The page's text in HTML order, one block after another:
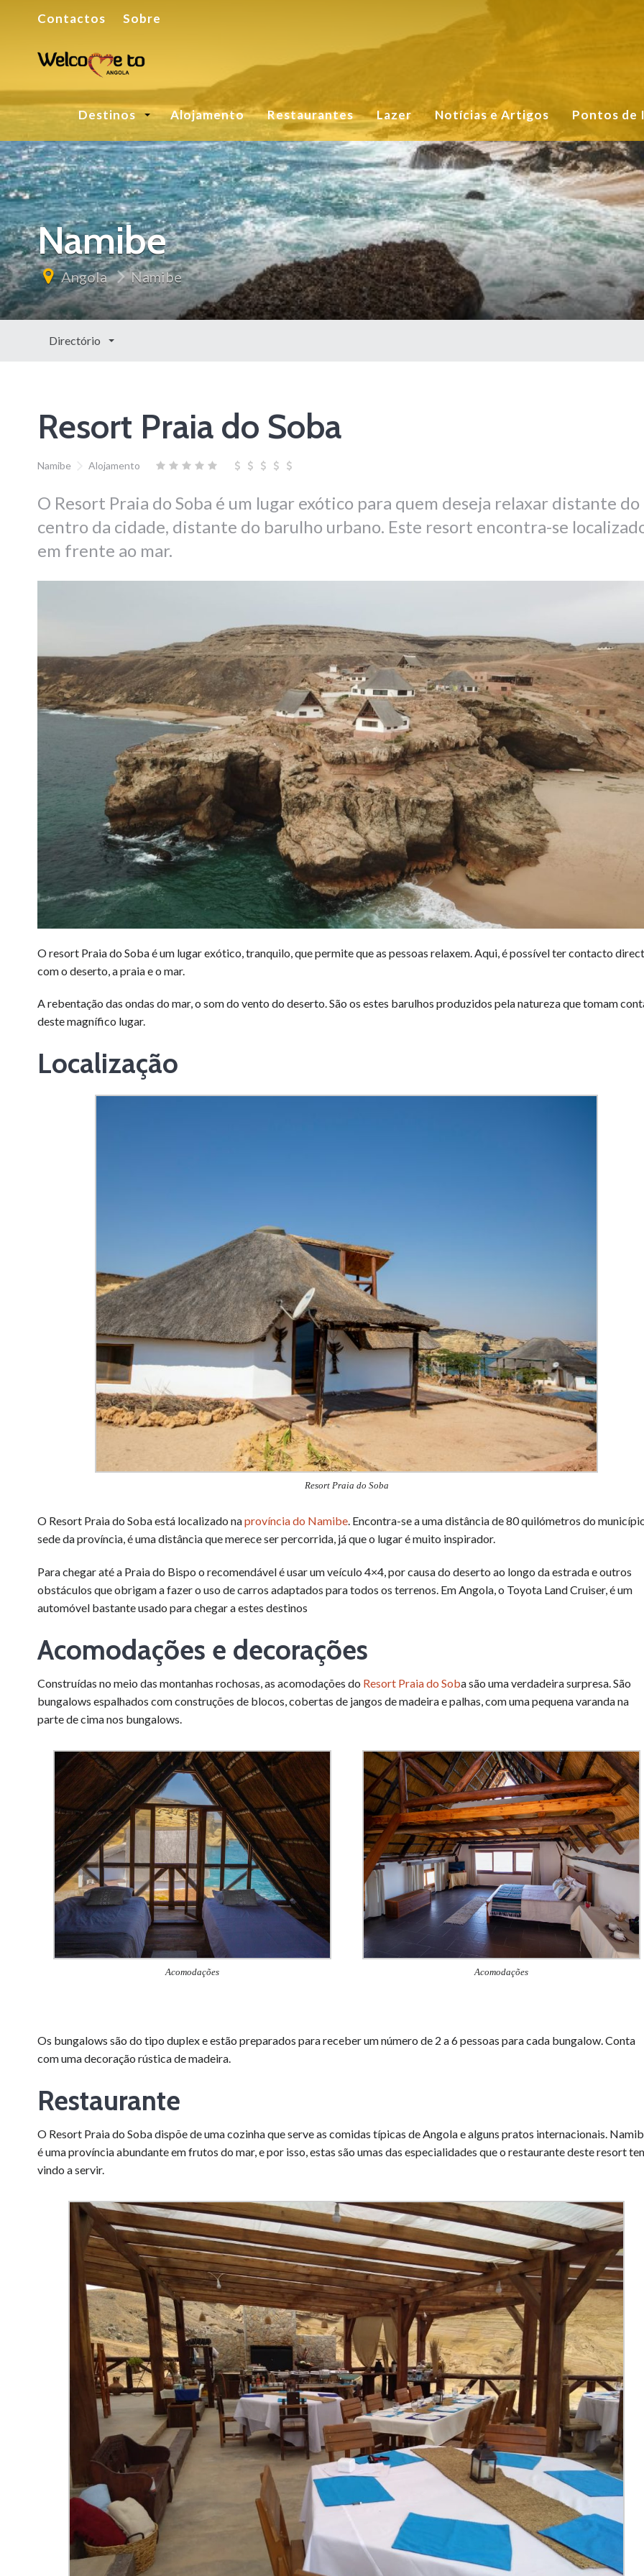
Contactos Sobre
Destinos Alojamento Restaurantes Lazer Notícias e Artigos Pontos de
Namibe
Angola Namibe
Directório
Resort Praia do Soba
Namibe Alojamento
O Resort Praia do Soba é um lugar exótico para quem deseja relaxar distante do
centro da cidade, distante do barulho urbano. Este resort encontra-se
em frente ao mar.
O resort Praia do Soba é um lugar exótico, tranquilo, que permite que as pessoas relaxem. Aqui, é possível ter contacto
com o deserto, a praia e o mar.
A rebentação das ondas do mar, o som do vento do deserto. São os estes barulhos produzidos pela natureza que tomam
deste magnífico lugar.
Localização
Resort Praia do Soba
O Resort Praia do Soba está localizado naprovíncia do Namibe. Encontra-se a uma distância de 80 quilómetros do
sede da província, é uma distância que merece ser percorrida, já que o lugar é muito inspirador.
Para chegar até a Praia do Bispo o recomendável é usar um veículo 4×4, por causa do deserto ao longo da estrada e outros
obstáculos que obrigam a fazer o uso de carros adaptados para todos os terrenos. Em Angola, o Toyota Land Cruiser, é um
automóvel bastante usado para chegar a estes destinos
Acomodações e decorações
Construídas no meio das montanhas rochosas, as acomodações do Resort Praia do Soba são uma verdadeira surpresa. São
bungalows espalhados com construções de blocos, cobertas de jangos de madeira e palhas, com uma pequena varanda na
parte de cima nos bungalows.
Acomodações Acomodações
Os bungalows são do tipo duplex e estão preparados para receber um número de 2 a 6 pessoas para cada bungalow. Conta
com uma decoração rústica de madeira.
Restaurante
O Resort Praia do Soba dispõe de uma cozinha que serve as comidas típicas de Angola e alguns pratos internacionais.
é uma província abundante em frutos do mar, e por isso, estas são umas das especialidades que o restaurante deste resort
vindo a servir.